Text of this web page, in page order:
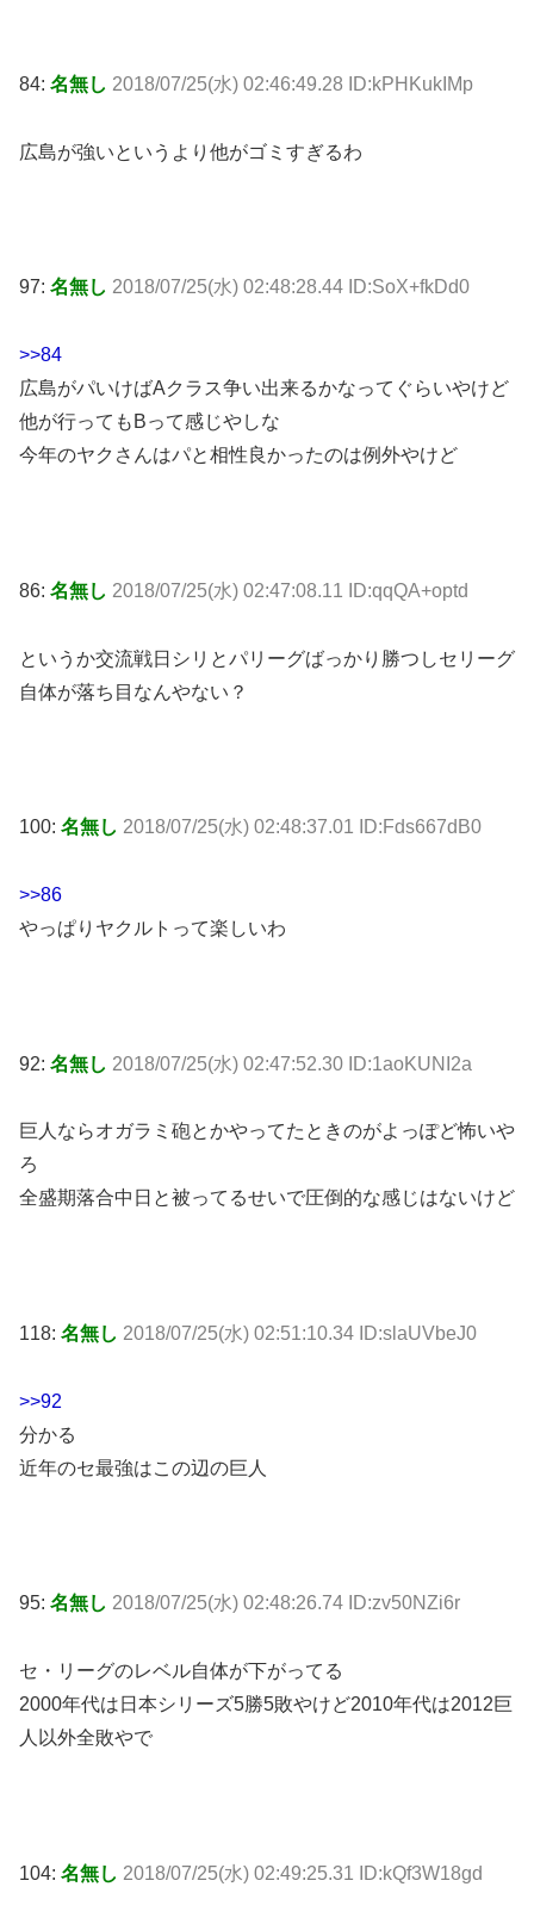
84: 名無し 2018/07/25(水) 02:46:49.28 ID:kPHKukIMp
広島が強いというより他がゴミすぎるわ
97: 名無し 2018/07/25(水) 02:48:28.44 ID:SoX+fkDd0
>>84
広島がパいけばAクラス争い出来るかなってぐらいやけど
他が行ってもBって感じやしな
今年のヤクさんはパと相性良かったのは例外やけど
86: 名無し 2018/07/25(水) 02:47:08.11 ID:qqQA+optd
というか交流戦日シリとパリーグばっかり勝つしセリーグ
自体が落ち目なんやない？
100: 名無し 2018/07/25(水) 02:48:37.01 ID:Fds667dB0
>>86
やっぱりヤクルトって楽しいわ
92: 名無し 2018/07/25(水) 02:47:52.30 ID:1aoKUNI2a
巨人ならオガラミ砲とかやってたときのがよっぽど怖いや
ろ
全盛期落合中日と被ってるせいで圧倒的な感じはないけど
118: 名無し 2018/07/25(水) 02:51:10.34 ID:slaUVbeJ0
>>92
分かる
近年のセ最強はこの辺の巨人
95: 名無し 2018/07/25(水) 02:48:26.74 ID:zv50NZi6r
セ・リーグのレベル自体が下がってる
2000年代は日本シリーズ5勝5敗やけど2010年代は2012巨
人以外全敗やで
104: 名無し 2018/07/25(水) 02:49:25.31 ID:kQf3W18gd